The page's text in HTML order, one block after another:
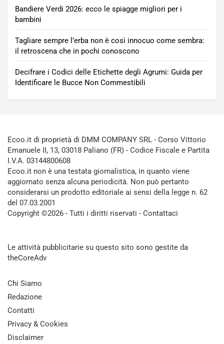
Bandiere Verdi 2026: ecco le spiagge migliori per i
bambini
Tagliare sempre l’erba non è così innocuo come sembra:
il retroscena che in pochi conoscono
Decifrare i Codici delle Etichette degli Agrumi: Guida per
Identificare le Bucce Non Commestibili
Ecoo.it di proprietà di DMM COMPANY SRL - Corso Vittorio
Emanuele II, 13, 03018 Paliano (FR) - Codice Fiscale e Partita
I.V.A. 03144800608
Ecoo.it non è una testata giornalistica, in quanto viene
aggiornato senza alcuna periodicità. Non può pertanto
considerarsi un prodotto editoriale ai sensi della legge n. 62
del 07.03.2001
Copyright ©2026 - Tutti i diritti riservati - Contattaci
Le attività pubblicitarie su questo sito sono gestite da
theCoreAdv
Chi Siamo
Redazione
Contatti
Privacy & Cookies
Disclaimer